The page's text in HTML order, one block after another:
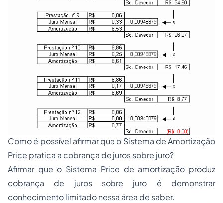
Como é possível afirmar que o Sistema de Amortização
Price pratica a cobrança de juros sobre juro?
Afirmar que o Sistema Price de amortização produz
cobrança de juros sobre juro é demonstrar
conhecimento limitado nessa área de saber.